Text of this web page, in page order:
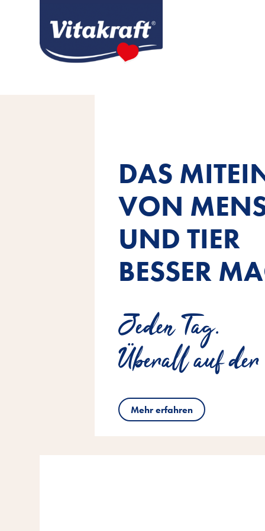
DAS
VON
UND TIER
BESSER
Jeden Tag.
Überall auf
Mehr erfahren